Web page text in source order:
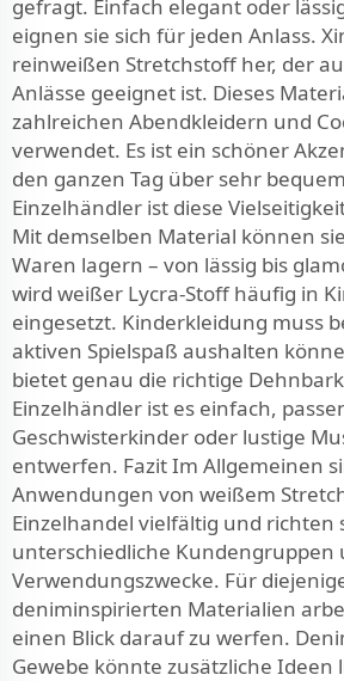
gefragt. Einfach elegant oder
eignen sie sich für jeden Anlass.
reinweißen Stretchstoff her, der
Anlässe geeignet ist. Dieses
zahlreichen Abendkleidern und
verwendet. Es ist ein schöner
den ganzen Tag über sehr
Einzelhändler ist diese
Mit demselben Material können
Waren lagern – von lässig bis
wird weißer Lycra-Stoff häufig in
eingesetzt. Kinderkleidung muss
aktiven Spielspaß aushalten
bietet genau die richtige
Einzelhändler ist es einfach,
Geschwisterkinder oder lustige
entwerfen. Fazit Im Allgemeinen
Anwendungen von weißem
Einzelhandel vielfältig und richten
unterschiedliche Kundengruppen
Verwendungszwecke. Für
deniminspirierten Materialien
einen Blick darauf zu werfen.
Gewebe könnte zusätzliche Ideen